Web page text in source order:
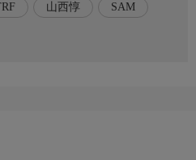
治原史規(ロザン)/大吉洋
BOY BANGERZ)/谷胡桃(テレビ
DJ KOO(TRF)/トラウデ
山西惇 SAM